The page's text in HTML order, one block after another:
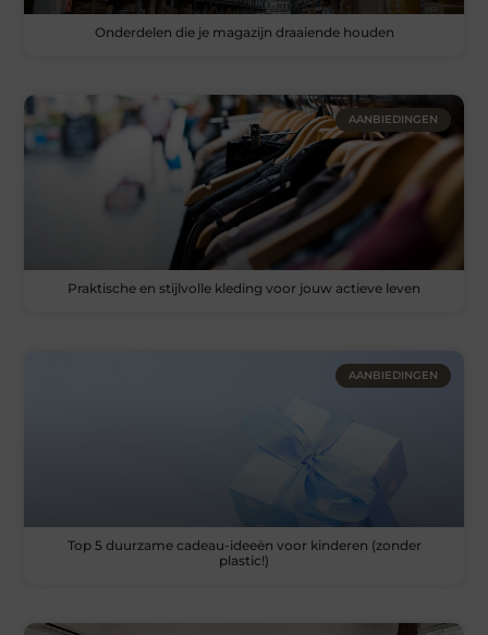
Onderdelen die je magazijn draaiende houden
AANBIEDINGEN
Praktische en stijlvolle kleding voor jouw actieve leven
AANBIEDINGEN
Top 5 duurzame cadeau-ideeën voor kinderen (zonder
plastic!)